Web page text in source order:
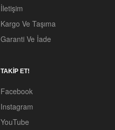
İletişim
Kargo Ve Taşıma
Garanti Ve İade
TAKİP ET!
Facebook
Instagram
YouTube